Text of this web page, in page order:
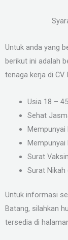
Untuk anda yang
berikut ini adalah
tenaga kerja di
Usia 18 –
Sehat
Mempunyai
Mempunyai
Surat Vaksin
Surat
Untuk informasi
Batang, silahkan
tersedia di